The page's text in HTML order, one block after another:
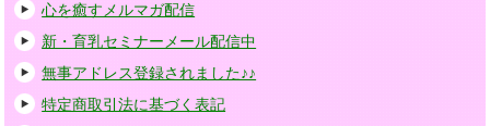
心を癒すメルマガ配信
新・育乳セミナーメール配信中
無事アドレス登録されました♪♪
特定商取引法に基づく表記